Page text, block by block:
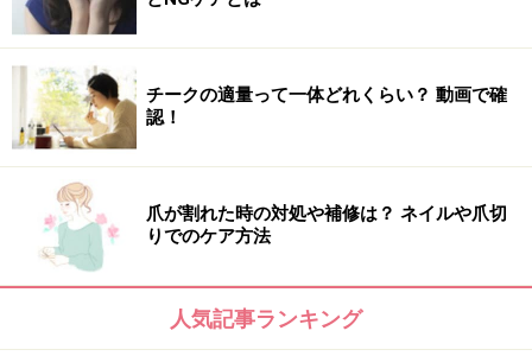
1
チークの適量って一体どれくらい？ 動画で確
認！
爪が割れた時の対処や補修は？ ネイルや爪切
りでのケア方法
人気記事ランキング